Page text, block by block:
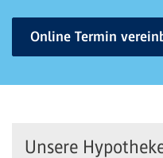
Online Termin
Unsere